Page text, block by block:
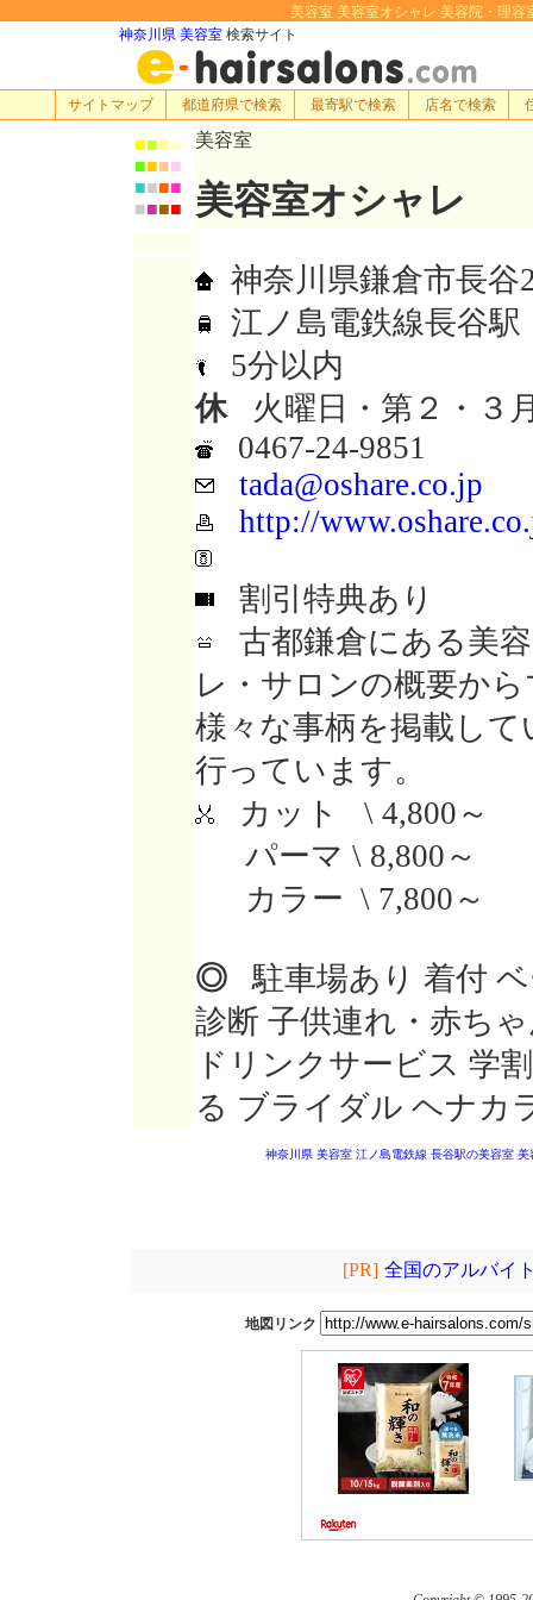
美容室 美容室オシャレ:美容院・理容
神奈川県 美容室 検索サイト
サイトマップ 都道府県で検索 最寄駅で検索 店名で検索
■■■■
■■■■
■■■■
■■■■
美容室
美容室オシャレ
神奈川県鎌倉市長谷
江ノ島電鉄線長谷駅
5分以内
休火曜日・第２・３
0467-24-9851
tada@oshare.co.jp
http://
割引特典あり
古都鎌倉にある美
レ・サロンの概要か
様々な事柄を掲載して
行っています。
カット \ 4,800～
パーマ \ 8,800～
カラー \ 7,800～
◎ 駐車場あり 着付
診断 子供連れ・赤ち
ドリンクサービス 学
る ブライダル ヘナカ
神奈川県 美容室 江ノ島電鉄線 長谷駅の美容室 美
[PR] 全国のアルバイ
地図リンク